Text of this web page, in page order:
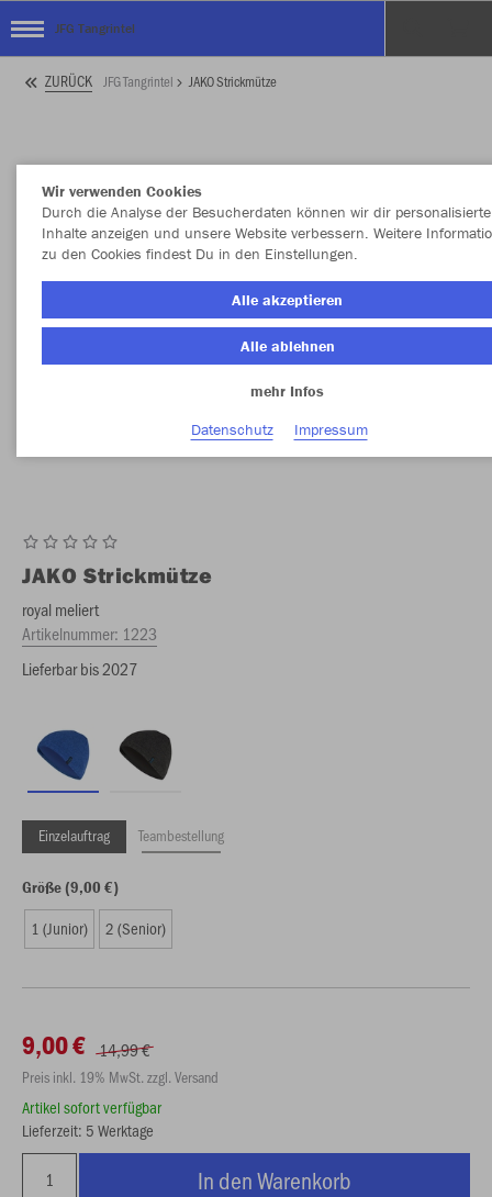
JFG Tangrintel
ZURÜCK JFG Tangrintel JAKO Strickmütze
JAKO Strickmütze
royal meliert
Artikelnummer: 1223
Lieferbar bis 2027
Einzelauftrag Teambestellung
Größe (9,00 €)
1 (Junior) 2 (Senior)
9,00 € 14,99 €
Preis inkl. 19% MwSt. zzgl. Versand
Artikel sofort verfügbar
Lieferzeit: 5 Werktage
In den Warenkorb
Wir verwenden Cookies
Durch die Analyse der Besucherdaten können wir dir personalisierte
Inhalte anzeigen und unsere Website verbessern. Weitere
zu den Cookies findest Du in den Einstellungen.
Alle akzeptieren
Alle ablehnen
mehr Infos
Datenschutz
Impressum